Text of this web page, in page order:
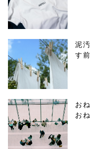
泥
す
お
お